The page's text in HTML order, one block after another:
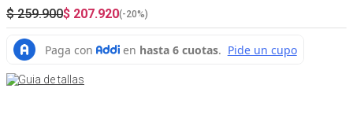
$ 259.900$ 207.920(-20%)
Guia de tallas